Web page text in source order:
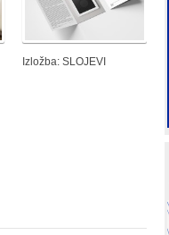
Izložba: SLOJEVI